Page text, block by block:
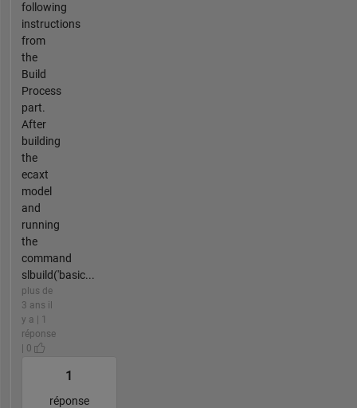
following
instructions
from
the
Build
Process
part.
After
building
the
ecaxt
model
and
running
the
command
slbuild('basic...
plus de
3 ans il
y a | 1
réponse
| 0
1
réponse